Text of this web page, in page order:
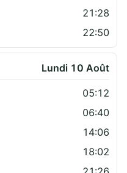
21:28
22:50
Lundi 10 Août
05:12
06:40
14:06
18:02